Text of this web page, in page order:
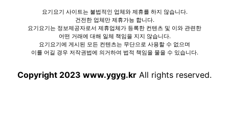
요기요기 사이트는 불법적인 업체와 제휴를 하지 않습니다.
건전한 업체만 제휴가능 합니다.
요기요기는 정보제공자로서 제휴업체가 등록한 컨텐츠 및 이와 관련한
어떤 거래에 대해 일체 책임을 지지 않습니다.
요기요기에 게시된 모든 컨텐츠는 무단으로 사용할 수 없으며
이를 어길 경우 저작권법에 의거하여 법적 책임을 물을 수 있습니다.
Copyright 2023 www.ygyg.kr All rights reserved.